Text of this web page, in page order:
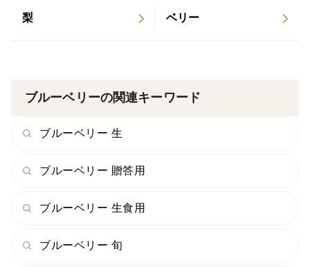
た。
梨 ベリー
ブルーベリーの関連キーワード
ブルーベリー 生
ブルーベリー 贈答用
ブルーベリー 生食用
ブルーベリー 旬